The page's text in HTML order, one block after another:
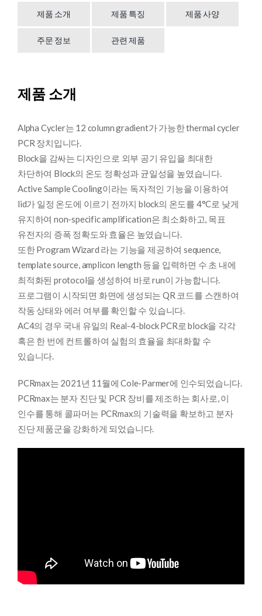
제품 소개 제품 특징 제품 사양
주문 정보 관련 제품
제품 소개
Alpha Cycler는 12 column gradient가 가능한 thermal cycler
PCR 장치입니다.
Block을 감싸는 디자인으로 외부 공기 유입을 최대한
차단하여 Block의 온도 정확성과 균일성을 높였습니다.
Active Sample Cooling이라는 독자적인 기능을 이용하여
lid가 일정 온도에 이르기 전까지 block의 온도를 4°C로 낮게
유지하여 non-specific amplification은 최소화하고, 목표
유전자의 증폭 정확도와 효율은 높였습니다.
또한 Program Wizard 라는 기능을 제공하여 sequence,
template source, amplicon length 등을 입력하면 수 초 내에
최적화된 protocol을 생성하여 바로 run이 가능합니다.
프로그램이 시작되면 화면에 생성되는 QR 코드를 스캔하여
작동 상태와 에러 여부를 확인할 수 있습니다.
AC4의 경우 국내 유일의 Real-4-block PCR로 block을 각각
혹은 한 번에 컨트롤하여 실험의 효율을 최대화할 수
있습니다.
PCRmax는 2021년 11월에 Cole-Parmer에 인수되었습니다.
PCRmax는 분자 진단 및 PCR 장비를 제조하는 회사로, 이
인수를 통해 콜파머는 PCRmax의 기술력을 확보하고 분자
진단 제품군을 강화하게 되었습니다.